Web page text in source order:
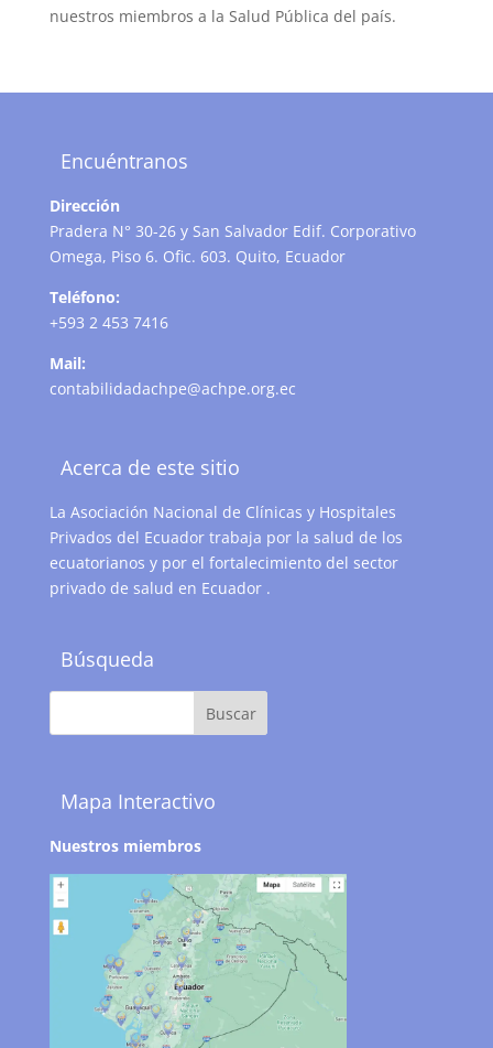
nuestros miembros a la Salud Pública del país.
Encuéntranos
Dirección
Pradera N° 30-26 y San Salvador Edif. Corporativo
Omega, Piso 6. Ofic. 603. Quito, Ecuador
Teléfono:
+593 2 453 7416
Mail:
contabilidadachpe@achpe.org.ec
Acerca de este sitio
La Asociación Nacional de Clínicas y Hospitales
Privados del Ecuador trabaja por la salud de los
ecuatorianos y por el fortalecimiento del sector
privado de salud en Ecuador .
Búsqueda
Mapa Interactivo
Nuestros miembros